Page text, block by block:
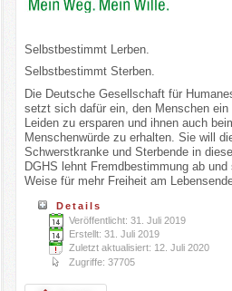
Selbstbestimmt Lerben.
Selbstbestimmt Sterben.
Die Deutsche Gesellschaft für
setzt sich dafür ein, den Menschen
Leiden zu ersparen und ihnen auch
Menschenwürde zu erhalten. Sie will
Schwerstkranke und Sterbende in
DGHS lehnt Fremdbestimmung ab
Weise für mehr Freiheit am
Details
Veröffentlicht: 31. Juli 2019
Erstellt: 31. Juli 2019
Zuletzt aktualisiert: 12. Juli 2020
Zugriffe: 37705